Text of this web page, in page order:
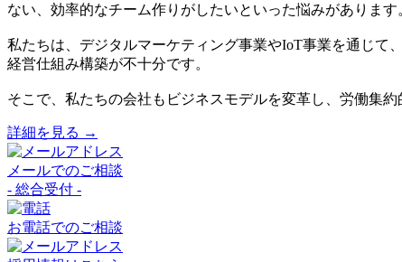
ない、効率的なチーム作りがしたいといった悩みがあります
私たちは、デジタルマーケティング事業やIoT事業を通じて
経営仕組み構築が不十分です。
そこで、私たちの会社もビジネスモデルを変革し、労働集
詳細を見る →
メールでのご相談
- 総合受付 -
お電話でのご相談